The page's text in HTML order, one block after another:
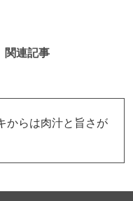
関連記事
からは肉汁と旨さが